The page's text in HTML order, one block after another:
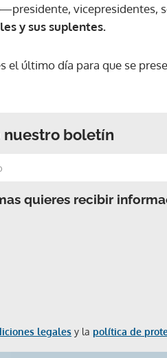
—presidente, vicepresidentes,
y sus suplentes.
el último día para que se
nuestro boletín
quieres recibir
legales y la política de